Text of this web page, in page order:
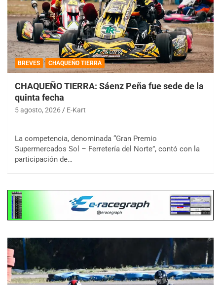
BREVES CHAQUEÑO TIERRA
CHAQUEÑO TIERRA: Sáenz Peña fue sede de la
quinta fecha
5 agosto, 2026 E-Kart
La competencia, denominada “Gran Premio
Supermercados Sol – Ferretería del Norte”, contó con la
participación de…